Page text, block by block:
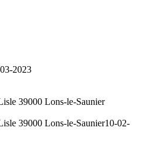
2023
39000 Lons-le-Saunier
39000 Lons-le-Saunier10-02-